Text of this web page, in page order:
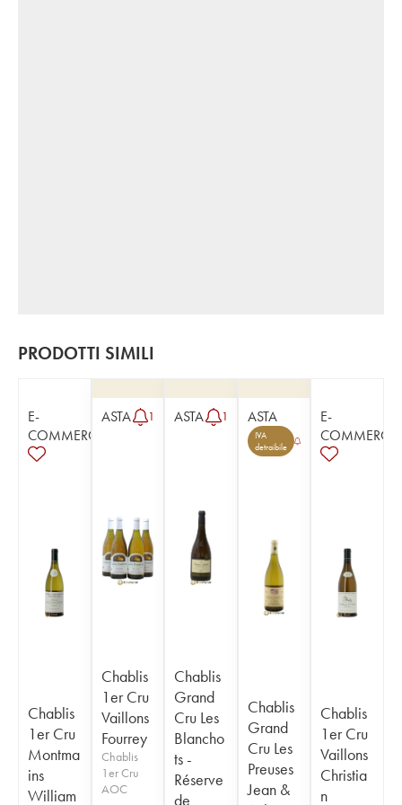
PRODOTTI SIMILI
E-
COMMERCE
Chablis
1er Cru
Montma
ins
William
ASTA 1
Chablis
1er Cru
Vaillons
Fourrey
Chablis
1er Cru
AOC
ASTA 1
Chablis
Grand
Cru Les
Blancho
ts -
Réserve
de
ASTA
IVA
detraibile
Chablis
Grand
Cru Les
Preuses
Jean &
E-
COMMERCE
Chablis
1er Cru
Vaillons
Christia
n